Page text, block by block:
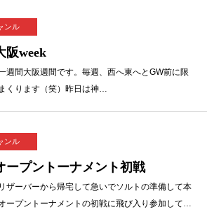
ンル
阪week
週間大阪週間です。毎週、西へ東へとGW前に限
くります（笑）昨日は神…
ンル
ープントーナメント初戦
ザーバーから帰宅して急いでソルトの準備して本
ープントーナメントの初戦に飛び入り参加して…